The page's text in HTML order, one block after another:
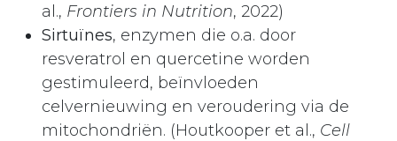
al., Frontiers in Nutrition, 2022)
Sirtuïnes, enzymen die o.a. door
resveratrol en quercetine worden
gestimuleerd, beïnvloeden
celvernieuwing en veroudering via de
mitochondriën. (Houtkooper et al., Cell